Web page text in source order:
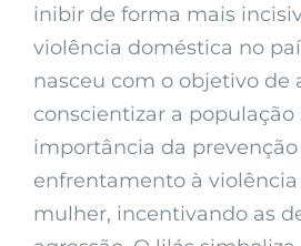
inibir de forma mais
violência doméstica no
nasceu com o objetivo de
conscientizar a população
importância da
enfrentamento à violência
mulher, incentivando as